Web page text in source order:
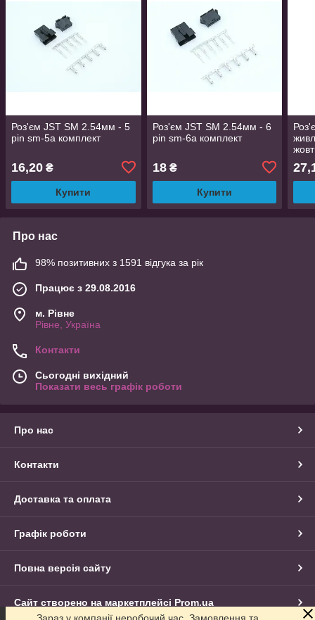
Роз'єм JST SM 2.54мм - 5
pin sm-5a комплект
16,20 ₴
Купити
Роз'єм JST SM 2.54мм - 6
pin sm-6a комплект
18₴
Купити
Про нас
98% позитивних з 1591 відгука за рік
Працює з 29.08.2016
м. Рівне
Рівне, Україна
Контакти
Сьогодні вихідний
Показати весь графік роботи
Про нас
Контакти
Доставка та оплата
Графік роботи
Повна версія сайту
Сайт створено на маркетплейсі Prom.ua